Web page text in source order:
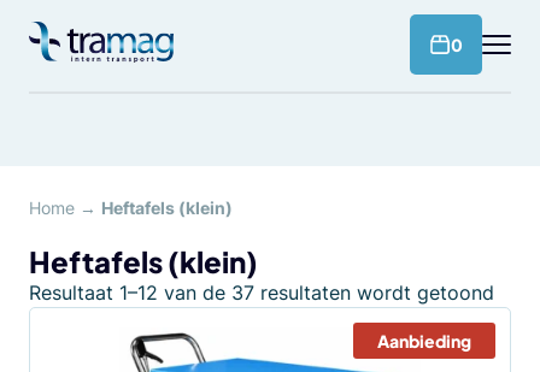
naar
0
Home → Heftafels (klein)
Heftafels (klein)
Resultaat 1–12 van de 37 resultaten wordt getoond
Aanbieding